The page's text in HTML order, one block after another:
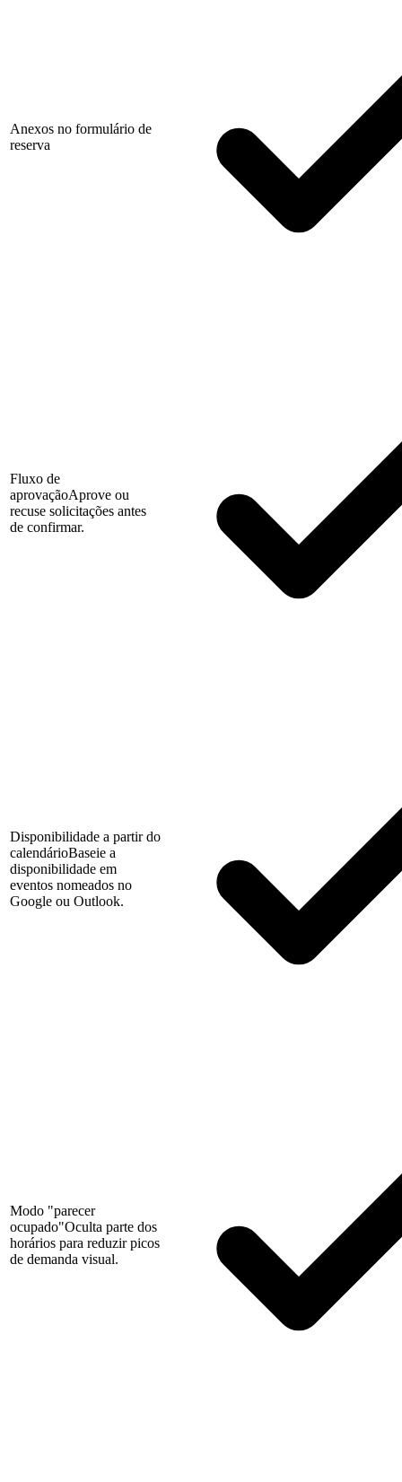
Anexos no formulário de
reserva
Fluxo de
aprovaçãoAprove ou
recuse solicitações antes
de confirmar.
Disponibilidade a partir do
calendárioBaseie a
disponibilidade em
eventos nomeados no
Google ou Outlook.
Modo "parecer
ocupado"Oculta parte dos
horários para reduzir picos
de demanda visual.